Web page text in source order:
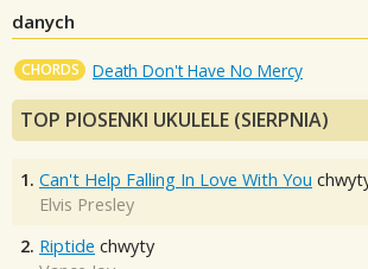
danych
CHORDS Death Don't Have No Mercy
TOP PIOSENKI UKULELE (SIERPNIA)
1. Can't Help Falling In Love With You
Elvis Presley
2. Riptide chwyty